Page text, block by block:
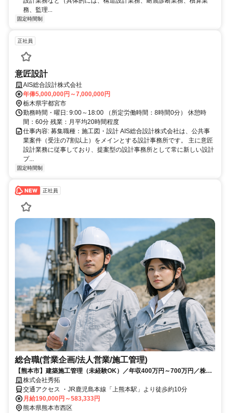
務、監理...
固定時間制
正社員
意匠設計
AIS総合設計株式会社
年俸5,000,000円～7,000,000円
栃木県宇都宮市
勤務時間・曜日: 9:00～18:00 （所定労働時間：8時間0分） 休憩時
間：60分 残業：月平均20時間程度
仕事内容: 募集職種：施工図・設計 AIS総合設計株式会社は、公共事
業案件（受注の7割以上）をメインとする設計事務所です。 主に意匠
設計業務に従事しており、提案型の設計事務所として常に新しい設計
プ...
固定時間制
正社員
総合職(営業企画/法人営業/施工管理)
【熊本市】建築施工管理（未経験OK）／年収400万円～700万円／株式
会社秀拓
株式会社秀拓
交通アクセス ・JR鹿児島本線「上熊本駅」より徒歩約10分
月給190,000円～583,333円
熊本県熊本市西区